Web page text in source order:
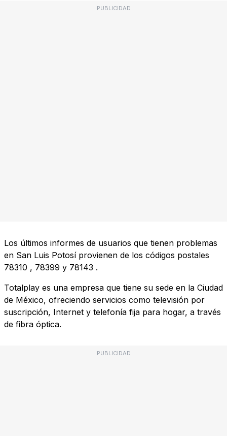
PUBLICIDAD
Los últimos informes de usuarios que tienen problemas
en San Luis Potosí provienen de los códigos postales
78310 , 78399 y 78143 .
Totalplay es una empresa que tiene su sede en la Ciudad
de México, ofreciendo servicios como televisión por
suscripción, Internet y telefonía fija para hogar, a través
de fibra óptica.
PUBLICIDAD